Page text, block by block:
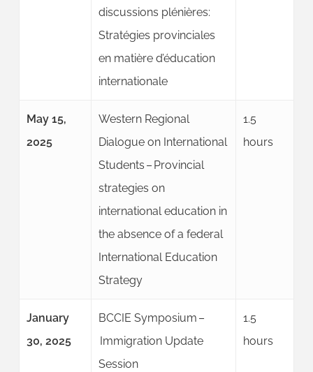
discussions plénières:
Stratégies provinciales
en matière d’éducation
internationale
May 15,
2025
Western Regional
Dialogue on International
Students – Provincial
strategies on
international education in
the absence of a federal
International Education
Strategy
1.5
hours
January
30, 2025
BCCIE Symposium –
Immigration Update
Session
1.5
hours